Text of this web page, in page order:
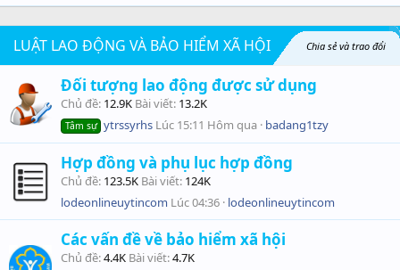
LUẬT LAO ĐỘNG VÀ BẢO HIỂM XÃ HỘI Chia sẻ và trao đổi
những điểm mới, những quy định chỉnh sửa, bổ sung về Luật lao động và Bảo hiểm xã hội
Đối tượng lao động được sử dụng
Chủ đề 12.9K Bài viết 13.2K
Tâm sự ytrssyrhs Lúc 15:11 Hôm qua badang1tzy
Hợp đồng và phụ lục hợp đồng
Chủ đề 123.5K Bài viết 124K
lodeonlineuytincom Lúc 04:36 lodeonlineuytincom
Các vấn đề về bảo hiểm xã hội
Chủ đề 4.4K Bài viết 4.7K